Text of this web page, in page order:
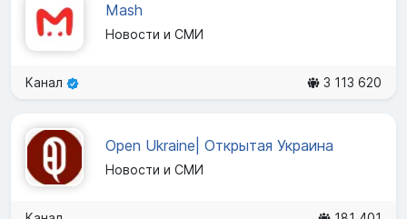
Mash
Новости и СМИ
Канал 3 113 620
Open Ukraine| Открытая Украина
Новости и СМИ